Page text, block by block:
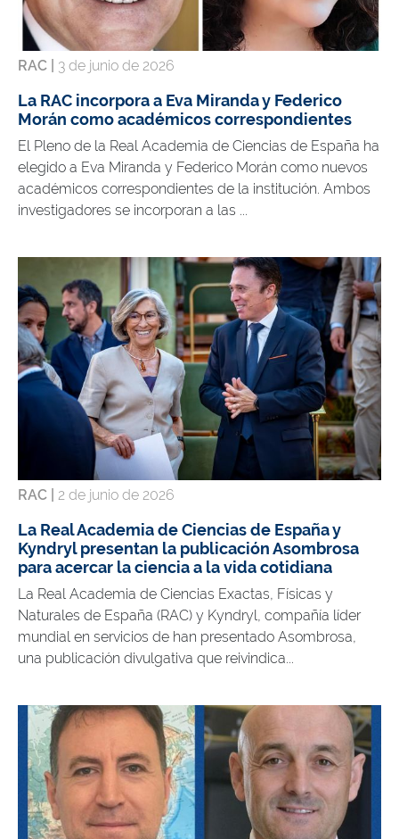
RAC | 3 de junio de 2026
La RAC incorpora a Eva Miranda y Federico
Morán como académicos correspondientes
El Pleno de la Real Academia de Ciencias de España ha
elegido a Eva Miranda y Federico Morán como nuevos
académicos correspondientes de la institución. Ambos
investigadores se incorporan a las ...
RAC | 2 de junio de 2026
La Real Academia de Ciencias de España y
Kyndryl presentan la publicación Asombrosa
para acercar la ciencia a la vida cotidiana
La Real Academia de Ciencias Exactas, Físicas y
Naturales de España (RAC) y Kyndryl, compañía líder
mundial en servicios de han presentado Asombrosa,
una publicación divulgativa que reivindica...